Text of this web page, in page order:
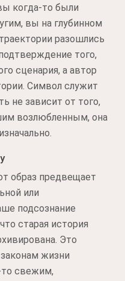
когда-то были
вы на глубинном
разошлись
того,
сценария, а автор
Символ служит
не зависит от того,
возлюбленным, она
образ предвещает
или
подсознание
старая история
Это
жизни
то свежим,